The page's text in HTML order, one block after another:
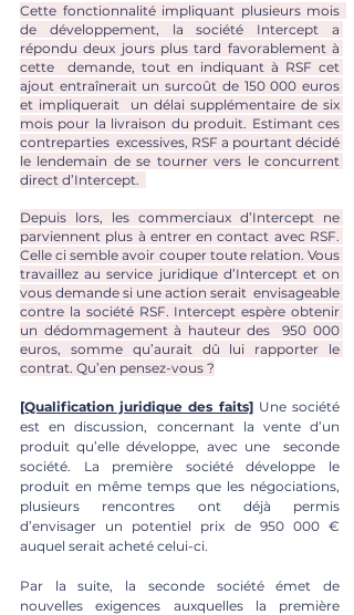
Cette fonctionnalité impliquant plusieurs mois
de développement, la société Intercept a
répondu deux jours plus tard favorablement à
cette  demande, tout en indiquant à RSF cet
ajout entraînerait un surcoût de 150 000 euros
et impliquerait  un délai supplémentaire de six
mois pour la livraison du produit. Estimant ces
contreparties  excessives, RSF a pourtant décidé
le lendemain de se tourner vers le concurrent
direct d’Intercept.
Depuis lors, les commerciaux d’Intercept ne
parviennent plus à entrer en contact avec RSF.
Celle ci semble avoir couper toute relation. Vous
travaillez au service juridique d’Intercept et on
vous demande si une action serait  envisageable
contre la société RSF. Intercept espère obtenir
un dédommagement à hauteur des  950 000
euros, somme qu’aurait dû lui rapporter le
contrat. Qu’en pensez-vous ?
[Qualification juridique des faits] Une société
est en discussion, concernant la vente d’un
produit qu’elle développe, avec une  seconde
société. La première société développe le
produit en même temps que les négociations,
plusieurs rencontres ont déjà permis
d’envisager un potentiel prix de 950 000 €
auquel serait acheté celui-ci.
Par la suite, la seconde société émet de
nouvelles exigences auxquelles la première